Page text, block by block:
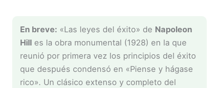
En breve: «Las leyes del éxito» de Napoleon
Hill es la obra monumental (1928) en la que
reunió por primera vez los principios del éxito
que después condensó en «Piense y hágase
rico». Un clásico extenso y completo del